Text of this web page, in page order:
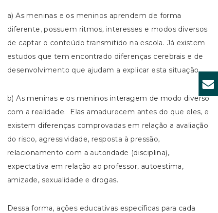
a) As meninas e os meninos aprendem de forma
diferente, possuem ritmos, interesses e modos diversos
de captar o conteúdo transmitido na escola. Já existem
estudos que tem encontrado diferenças cerebrais e de
desenvolvimento que ajudam a explicar esta situação.
b) As meninas e os meninos interagem de modo diverso
com a realidade. Elas amadurecem antes do que eles, e
existem diferenças comprovadas em relação a avaliação
do risco, agressividade, resposta à pressão,
relacionamento com a autoridade (disciplina),
expectativa em relação ao professor, autoestima,
amizade, sexualidade e drogas.
Dessa forma, ações educativas específicas para cada